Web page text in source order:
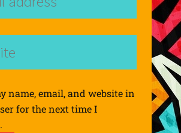
name, email, and website in
for the next time I